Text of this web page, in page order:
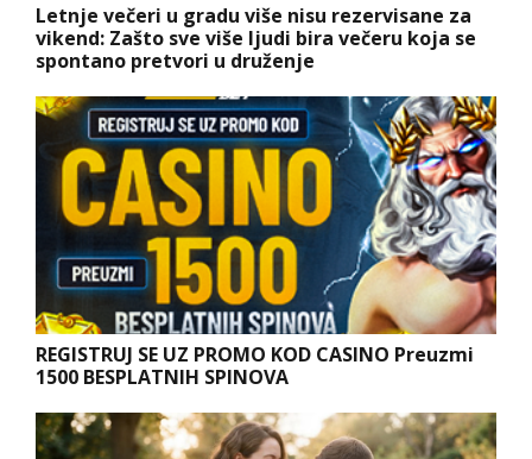
Letnje večeri u gradu više nisu rezervisane za
vikend: Zašto sve više ljudi bira večeru koja se
spontano pretvori u druženje
REGISTRUJ SE UZ PROMO KOD CASINO Preuzmi
1500 BESPLATNIH SPINOVA